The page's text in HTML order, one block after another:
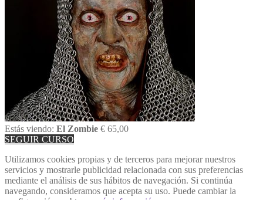
Estás viendo: El Zombie € 65,00
SEGUIR CURSO
Utilizamos cookies propias y de terceros para mejorar nuestros
servicios y mostrarle publicidad relacionada con sus preferencias
mediante el análisis de sus hábitos de navegación. Si continúa
navegando, consideramos que acepta su uso. Puede cambiar la